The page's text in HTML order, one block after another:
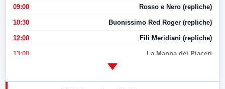
09:00 Rosso e Nero (repliche)
10:30 Buonissimo Red Roger (repliche)
12:00 Fili Meridiani (repliche)
13:00 La Mappa dei Piaceri